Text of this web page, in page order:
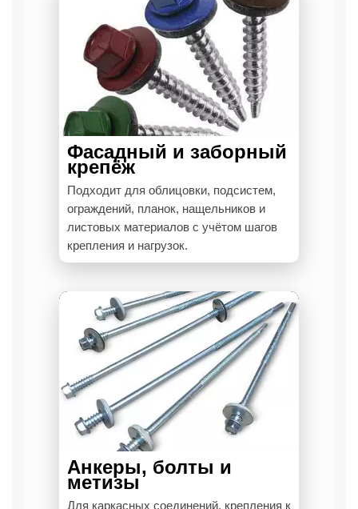
Фасадный и заборный
крепёж
Подходит для облицовки, подсистем,
ограждений, планок, нащельников и
листовых материалов с учётом шагов
крепления и нагрузок.
Анкеры, болты и
метизы
Для каркасных соединений, крепления к